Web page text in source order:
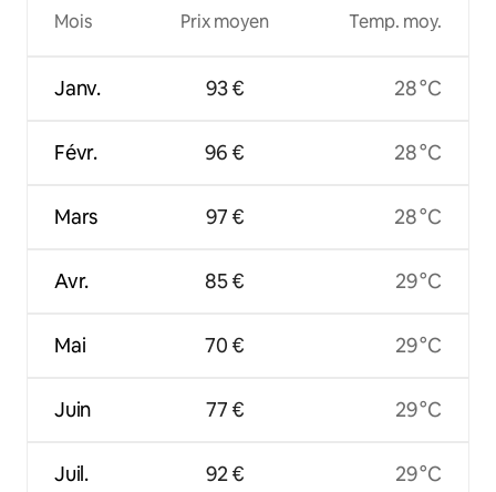
Mois
Janv.
Févr.
Mars
Avr.
Mai
Juin
Juil.
Prix moyen
93 €
96 €
97 €
85 €
70 €
77 €
92 €
Temp. moy.
28 °C
28 °C
28 °C
29 °C
29 °C
29 °C
29 °C